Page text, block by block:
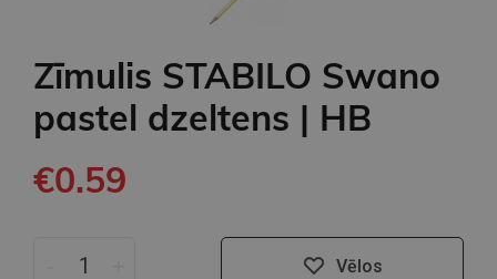
Zīmulis STABILO Swano
pastel dzeltens | HB
€0.59
Vēlos